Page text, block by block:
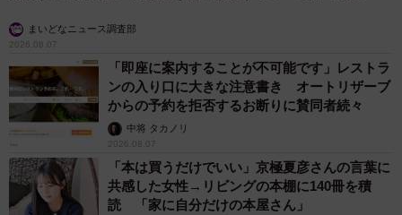
まいどなニュース調査部
2026.08.07
「即座に案内することが不可能です」レストラ
ンの入り口に大きな注意書き オートリザーブ
からの予約を拒否するお断りに賛同者続々
中将 タカノリ
2026.08.07
「本は買うだけでいい」京極夏彦さんの言葉に
共感した女性→リビングの本棚に140冊を積
読 「家に自分だけの本屋さん」